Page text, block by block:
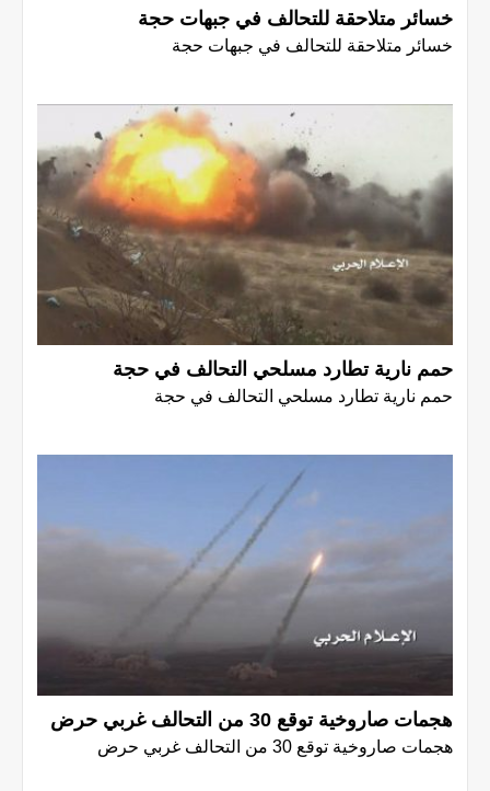
خسائر متلاحقة للتحالف في جبهات حجة
خسائر متلاحقة للتحالف في جبهات حجة
حمم نارية تطارد مسلحي التحالف في حجة
حمم نارية تطارد مسلحي التحالف في حجة
هجمات صاروخية توقع 30 من التحالف غربي حرض
هجمات صاروخية توقع 30 من التحالف غربي حرض